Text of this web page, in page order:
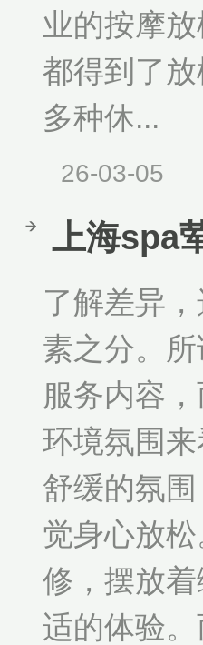
业的按摩
都得到了
多种休...
26-03-05
上海spa
了解差异
素之分。
服务内容
环境氛围
舒缓的氛
觉身心放
修，摆放
适的体验